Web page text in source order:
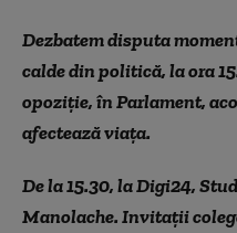
Dezbatem disputa
calde din politică, la ora
opoziție, în Parlament,
afectează viața.
De la 15.30, la Digi24,
Manolache. Invitații